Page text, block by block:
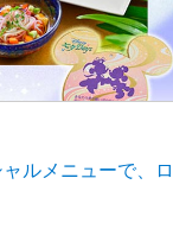
ルメニューで、ロ